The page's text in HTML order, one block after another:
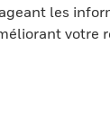
les
votre